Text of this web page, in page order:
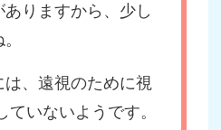
りますから、少し
、遠視のために視
ていないようです。